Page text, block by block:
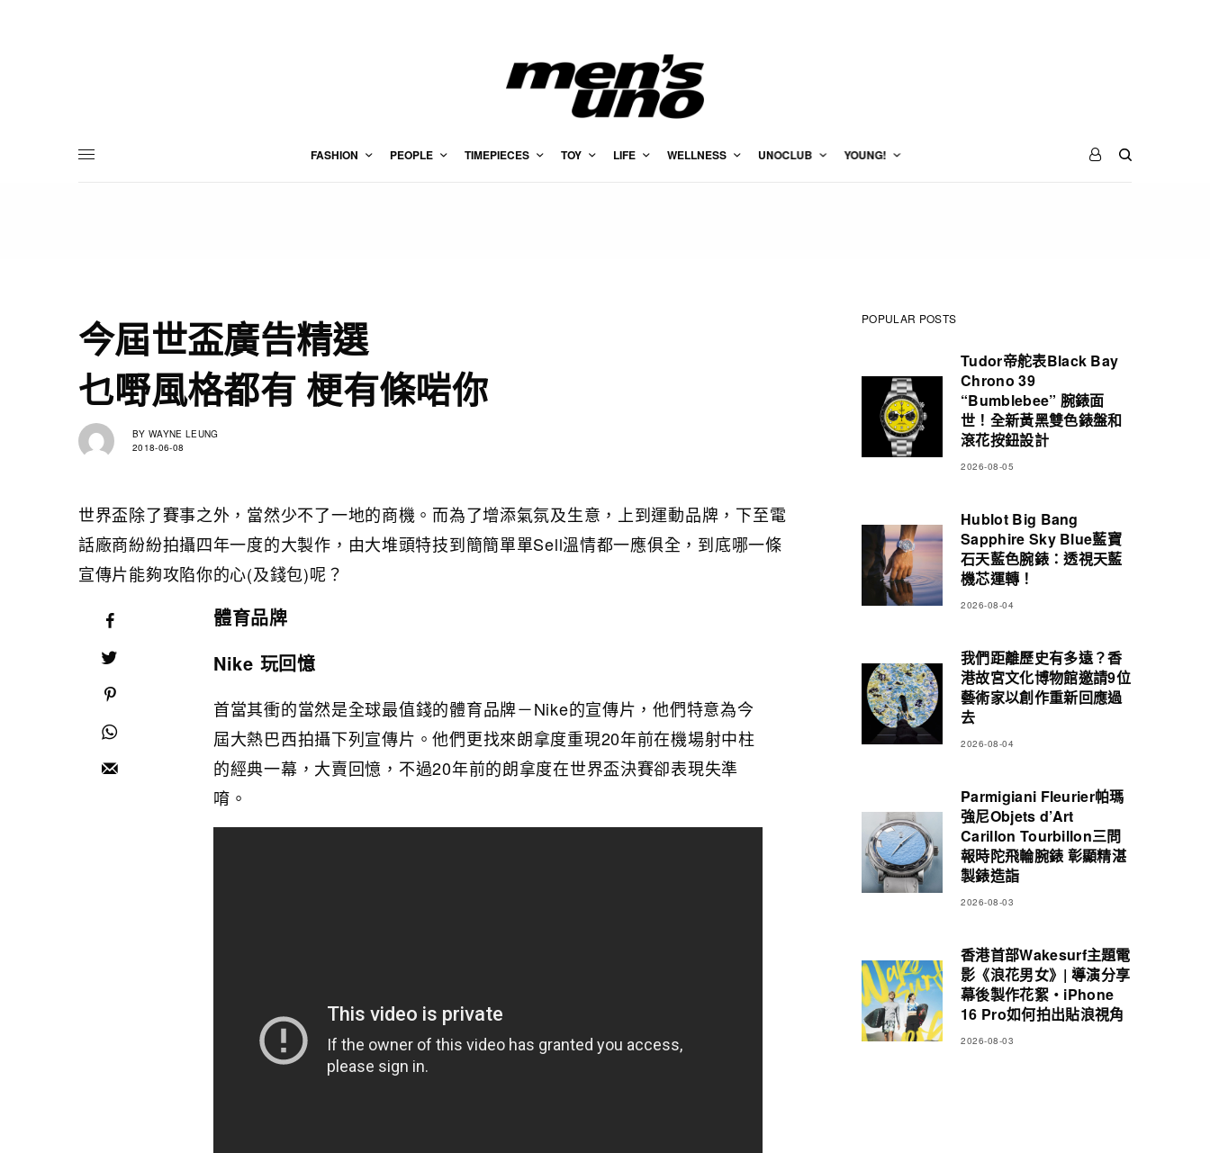
FASHION PEOPLE TIMEPIECES TOY LIFE WELLNESS UNOCLUB YOUNG!
今屆世盃廣告精選
乜嘢風格都有 梗有條啱你
BY WAYNE LEUNG
2018-06-08
世界盃除了賽事之外，當然少不了一地的商機。而為了增添氣氛及生意，上到運動品牌，下至電
話廠商紛紛拍攝四年一度的大製作，由大堆頭特技到簡簡單單Sell溫情都一應俱全，到底哪一條
宣傳片能夠攻陷你的心(及錢包)呢？
體育品牌
Nike 玩回憶
首當其衝的當然是全球最值錢的體育品牌－Nike的宣傳片，他們特意為今
屆大熱巴西拍攝下列宣傳片。他們更找來朗拿度重現20年前在機場射中柱
的經典一幕，大賣回憶，不過20年前的朗拿度在世界盃決賽卻表現失準
唷。
POPULAR POSTS
Tudor帝舵表Black Bay
Chrono 39
“Bumblebee” 腕錶面
世！全新黃黑雙色錶盤和
滾花按鈕設計
2026-08-05
Hublot Big Bang
Sapphire Sky Blue藍寶
石天藍色腕錶：透視天藍
機芯運轉！
2026-08-04
我們距離歷史有多遠？香
港故宮文化博物館邀請9位
藝術家以創作重新回應過
去
2026-08-04
Parmigiani Fleurier帕瑪
強尼Objets d’Art
Carillon Tourbillon三問
報時陀飛輪腕錶 彰顯精湛
製錶造詣
2026-08-03
香港首部Wakesurf主題電
影《浪花男女》| 導演分享
幕後製作花絮・iPhone
16 Pro如何拍出貼浪視角
2026-08-03